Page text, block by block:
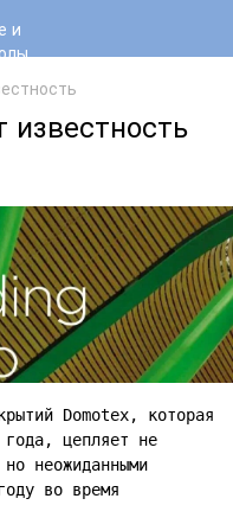
Domotex, которая
года, цепляет не
неожиданными
во время